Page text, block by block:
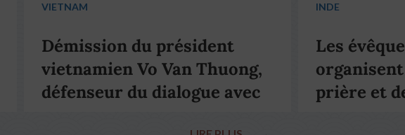
VIETNAM
Démission du président
vietnamien Vo Van Thuong,
défenseur du dialogue avec
INDE
Les
prière et